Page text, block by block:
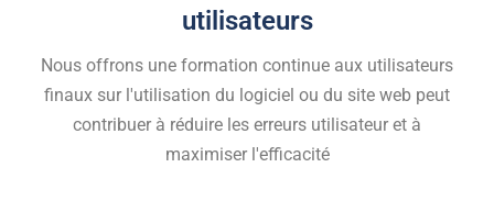
utilisateurs
Nous offrons une formation continue aux utilisateurs
finaux sur l'utilisation du logiciel ou du site web peut
contribuer à réduire les erreurs utilisateur et à
maximiser l'efficacité